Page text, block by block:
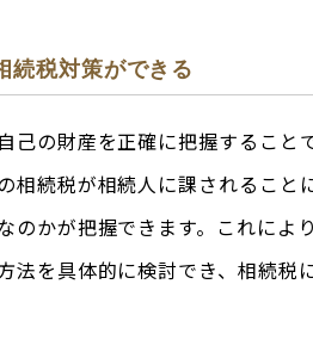
続税対策ができる
己の財産を正確に把握すること
相続税が相続人に課されること
のかが把握できます。これによ
法を具体的に検討でき、相続税